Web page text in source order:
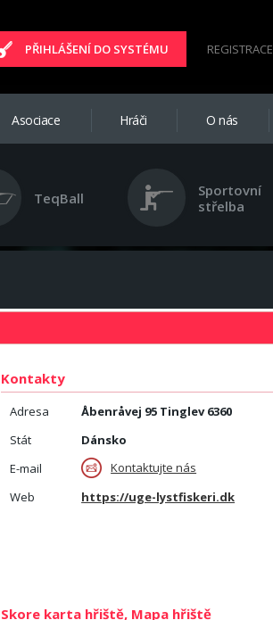
PŘIHLÁŠENÍ DO SYSTÉMU REGISTRACE
Asociace Hráči O nás
TeqBall
Sportovní
střelba
Kontakty
Adresa
Åbenråvej 95 Tinglev 6360
Stát
Dánsko
E-mail
Kontaktujte nás
Web
https://uge-lystfiskeri.dk
Skore karta hřiště, Mapa hřiště